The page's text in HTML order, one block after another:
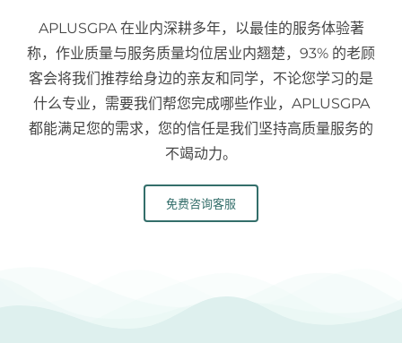
APLUSGPA 在业内深耕多年，以最佳的服务体验著
称，作业质量与服务质量均位居业内翘楚，93% 的老顾
客会将我们推荐给身边的亲友和同学，不论您学习的是
什么专业，需要我们帮您完成哪些作业，APLUSGPA
都能满足您的需求，您的信任是我们坚持高质量服务的
不竭动力。
免费咨询客服